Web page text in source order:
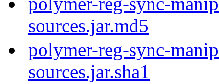
sources.jar.md5
polymer-reg-sync-
sources.jar.sha1